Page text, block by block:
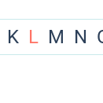
K L M N